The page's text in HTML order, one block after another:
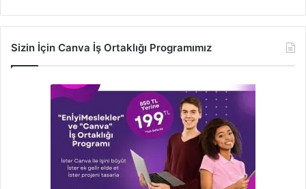
Sizin İçin Canva İş Ortaklığı Programımız